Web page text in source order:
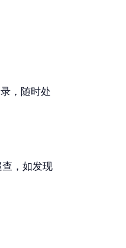
，随时处
，如发现